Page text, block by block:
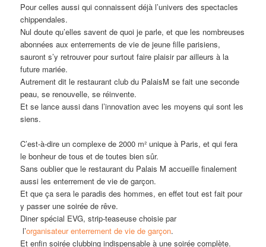
Pour celles aussi qui connaissent déjà l’univers des spectacles
chippendales.
Nul doute qu’elles savent de quoi je parle, et que les nombreuses
abonnées aux enterrements de vie de jeune fille parisiens,
sauront s’y retrouver pour surtout faire plaisir par ailleurs à la
future mariée.
Autrement dit le restaurant club du PalaisM se fait une seconde
peau, se renouvelle, se réinvente.
Et se lance aussi dans l’innovation avec les moyens qui sont les
siens.
C’est-à-dire un complexe de 2000 m² unique à Paris, et qui fera
le bonheur de tous et de toutes bien sûr.
Sans oublier que le restaurant du Palais M accueille finalement
aussi les enterrement de vie de garçon.
Et que ça sera le paradis des hommes, en effet tout est fait pour
y passer une soirée de rêve.
Diner spécial EVG, strip-teaseuse choisie par
l’organisateur enterrement de vie de garçon.
Et enfin soirée clubbing indispensable à une soirée complète.